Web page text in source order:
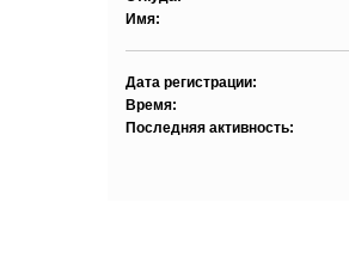
Имя:
Дата регистрации:
Время:
Последняя активность: